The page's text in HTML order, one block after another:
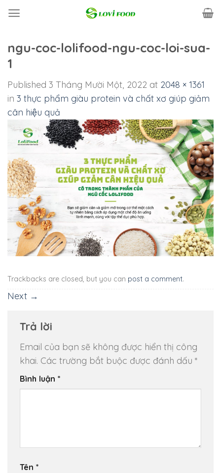
ngu-coc-lolifood-ngu-coc-loi-sua-
1
Published 3 Tháng Mười Một, 2022 at 2048 × 1361
in 3 thực phẩm giàu protein và chất xơ giúp giảm
cân hiệu quả
Trackbacks are closed, but you can post a comment.
Next →
Trả lời
Email của bạn sẽ không được hiển thị công
khai. Các trường bắt buộc được đánh dấu *
Bình luận *
Tên *